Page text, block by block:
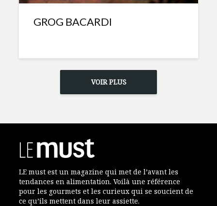
GROG BACARDI
VOIR PLUS
LE must est un magazine qui met de l’avant les
tendances en alimentation. Voilà une référence
pour les gourmets et les curieux qui se soucient de
ce qu’ils mettent dans leur assiette.